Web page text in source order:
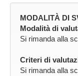
MODALITÀ DI
Modalità di
Si rimanda alla
Criteri di
Si rimanda alla